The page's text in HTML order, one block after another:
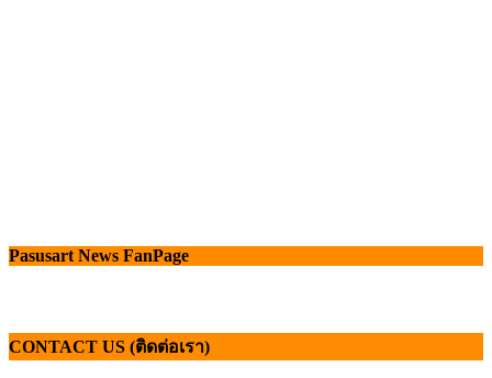
Pasusart News FanPage
CONTACT US (ติดต่อเรา)